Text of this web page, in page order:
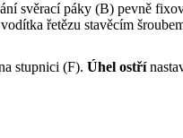
svěrací páky (B) pevně
řetězu stavěcím
stupnici (F). Úhel ostří